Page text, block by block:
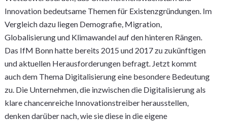
Innovation bedeutsame Themen für Existenzgründungen. Im
Vergleich dazu liegen Demografie, Migration,
Globalisierung und Klimawandel auf den hinteren Rängen.
Das IfM Bonn hatte bereits 2015 und 2017 zu zukünftigen
und aktuellen Herausforderungen befragt. Jetzt kommt
auch dem Thema Digitalisierung eine besondere Bedeutung
zu. Die Unternehmen, die inzwischen die Digitalisierung als
klare chancenreiche Innovationstreiber herausstellen,
denken darüber nach, wie sie diese in die eigene